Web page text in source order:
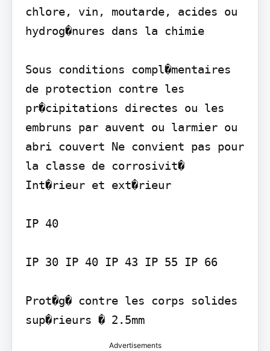
chlore, vin, moutarde, acides ou
hydrog�nures dans la chimie
Sous conditions compl�mentaires
de protection contre les
pr�cipitations directes ou les
embruns par auvent ou larmier ou
abri couvert Ne convient pas pour
la classe de corrosivit�
Int�rieur et ext�rieur
IP 40
IP 30 IP 40 IP 43 IP 55 IP 66
Prot�g� contre les corps solides
sup�rieurs � 2.5mm
Advertisements